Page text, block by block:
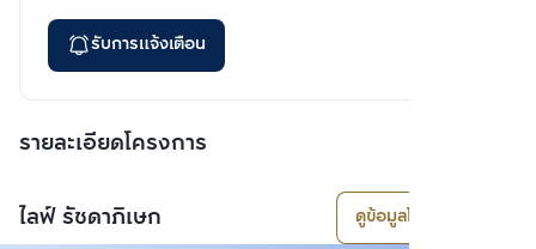
รับการแจ้งเตือน
รายละเอียดโครงการ
ไลฟ์ รัชดาภิเษก ดูข้อมูลโครงการ